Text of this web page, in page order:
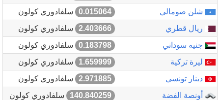
شلن صومالي
0.015064
سلفادوري كولون
ريال قطري
2.403666
سلفادوري كولون
جنيه سوداني
0.183798
سلفادوري كولون
ليرة تركية
1.659999
سلفادوري كولون
دينار تونسي
2.971885
سلفادوري كولون
أونصة الفضة
140.840259 سلفادوري كولون